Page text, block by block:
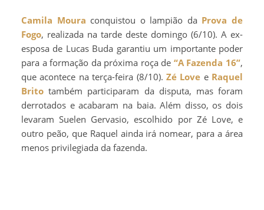
Camila Moura conquistou o lampião da Prova de
Fogo, realizada na tarde deste domingo (6/10). A ex-
esposa de Lucas Buda garantiu um importante poder
para a formação da próxima roça de “A Fazenda 16”,
que acontece na terça-feira (8/10). Zé Love e Raquel
Brito também participaram da disputa, mas foram
derrotados e acabaram na baia. Além disso, os dois
levaram Suelen Gervasio, escolhido por Zé Love, e
outro peão, que Raquel ainda irá nomear, para a área
menos privilegiada da fazenda.